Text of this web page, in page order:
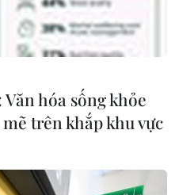
nặng.
hóa sống khỏe
trên khắp khu vực